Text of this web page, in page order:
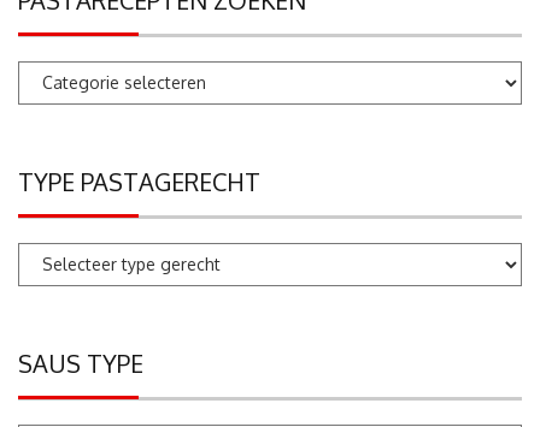
Pastarecepten
zoeken
TYPE PASTAGERECHT
SAUS TYPE